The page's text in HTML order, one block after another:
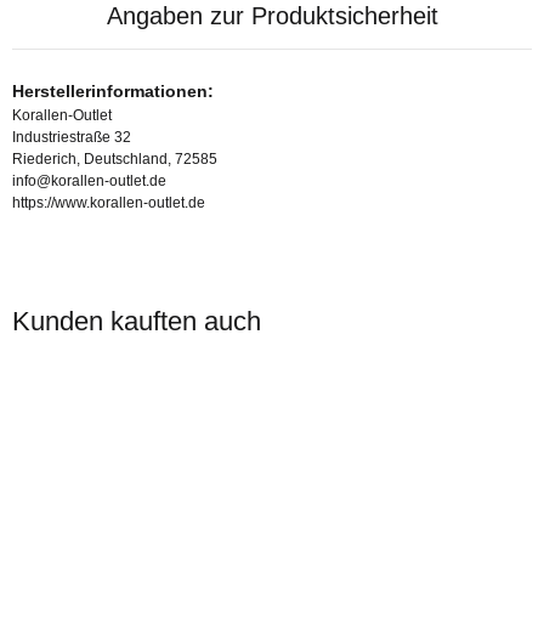
Angaben zur Produktsicherheit
Herstellerinformationen:
Korallen-Outlet
Industriestraße 32
Riederich, Deutschland, 72585
info@korallen-outlet.de
https://www.korallen-outlet.de
Kunden kauften auch